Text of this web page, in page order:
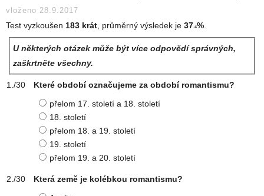
vloženo 28.9.2017
Test vyzkoušen 183 krát , průměrný výsledek je 37 .4%
U některých otázek může být více odpovědí správných,
zaškrtněte všechny.
Které období označujeme za období romantismu?
přelom 17. století a 18. století
18. století
přelom 18. a 19. století
19. století
přelom 19. a 20. století
Která země je kolébkou romantismu?